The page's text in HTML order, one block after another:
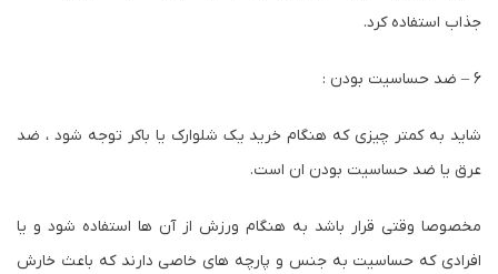
جذاب استفاده کرد.
6 – ضد حساسیت بودن :
شاید به کمتر چیزی که هنگام خرید یک شلوارک یا باکر توجه شود ، ضد
عرق یا ضد حساسیت بودن ان است.
مخصوصا وقتی قرار باشد به هنگام ورزش از آن ها استفاده شود و یا
افرادی که حساسیت به جنس و پارچه های خاصی دارند که باعث خارش